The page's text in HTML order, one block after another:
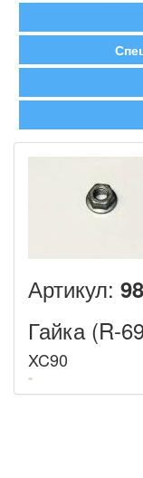
Артикул:
Гайка (R-
XC90